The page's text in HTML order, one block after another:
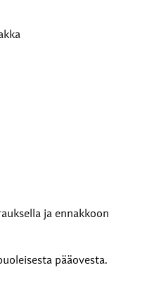
ja ennakkoon
pääovesta.